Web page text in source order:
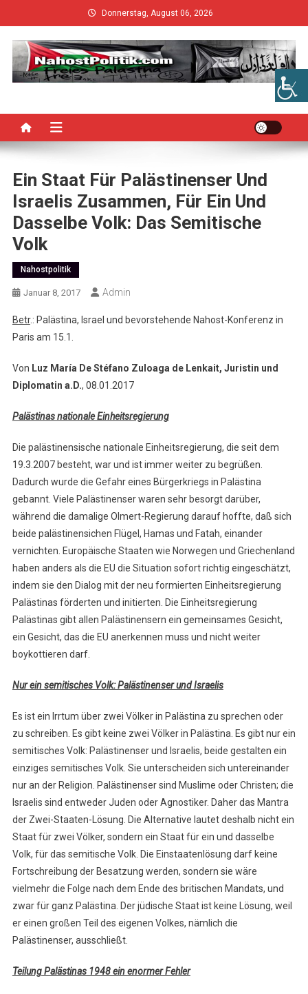
to
content
Donnerstag, August 06, 2026
Ein Staat Für Palästinenser Und
Israelis Zusammen, Für Ein Und
Dasselbe Volk: Das Semitische
Volk
Nahostpolitik
Januar 8, 2017 Admin
Betr.: Palästina, Israel und bevorstehende Nahost-Konferenz in
Paris am 15.1.
Von Luz María De Stéfano Zuloaga de Lenkait, Juristin und
Diplomatin a.D., 08.01.2017
Palästinas nationale Einheitsregierung
Die palästinensische nationale Einheitsregierung, die seit dem
19.3.2007 besteht, war und ist immer weiter zu begrüßen.
Dadurch wurde die Gefahr eines Bürgerkriegs in Palästina
gebannt. Viele Palästinenser waren sehr besorgt darüber,
während die damalige Olmert-Regierung darauf hoffte, daß sich
beide palästinensichen Flügel, Hamas und Fatah, einander
vernichten. Europäische Staaten wie Norwegen und Griechenland
haben anders als die EU die Situation sofort richtig eingeschätzt,
indem sie den Dialog mit der neu formierten Einheitsregierung
Palästinas förderten und initierten. Die Einheitsregierung
Palästinas gibt allen Palästinensern ein gemeinsames Gesicht,
ein Gesicht, das die EU anerkennen muss und nicht weiter
boykottieren darf.
Nur ein semitisches Volk: Palästinenser und Israelis
Es ist ein Irrtum über zwei Völker in Palästina zu sprechen oder
zu schreiben. Es gibt keine zwei Völker in Palästina. Es gibt nur ein
semitisches Volk: Palästinenser und Israelis, beide gestalten ein
einziges semitisches Volk. Sie unterscheiden sich untereinander
nur an der Religion. Palästinenser sind Muslime oder Christen; die
Israelis sind entweder Juden oder Agnostiker. Daher das Mantra
der Zwei-Staaten-Lösung. Die Alternative lautet deshalb nicht ein
Staat für zwei Völker, sondern ein Staat für ein und dasselbe
Volk, für das semitische Volk. Die Einstaatenlösung darf keine
Fortschreibung der Besatzung werden, sondern sie wäre
vielmehr die Folge nach dem Ende des britischen Mandats, und
zwar für ganz Palästina. Der jüdische Staat ist keine Lösung, weil
er einen großen Teil des eigenen Volkes, nämlich die
Palästinenser, ausschließt.
Teilung Palästinas 1948 ein enormer Fehler